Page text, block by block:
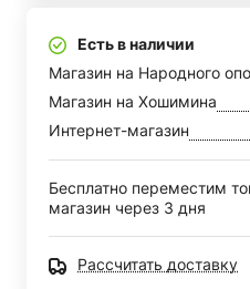
Есть в наличии
Магазин на Народного
Магазин на Хошимина
Интернет-магазин
Бесплатно переместим
магазин через 3 дня
Рассчитать доставку